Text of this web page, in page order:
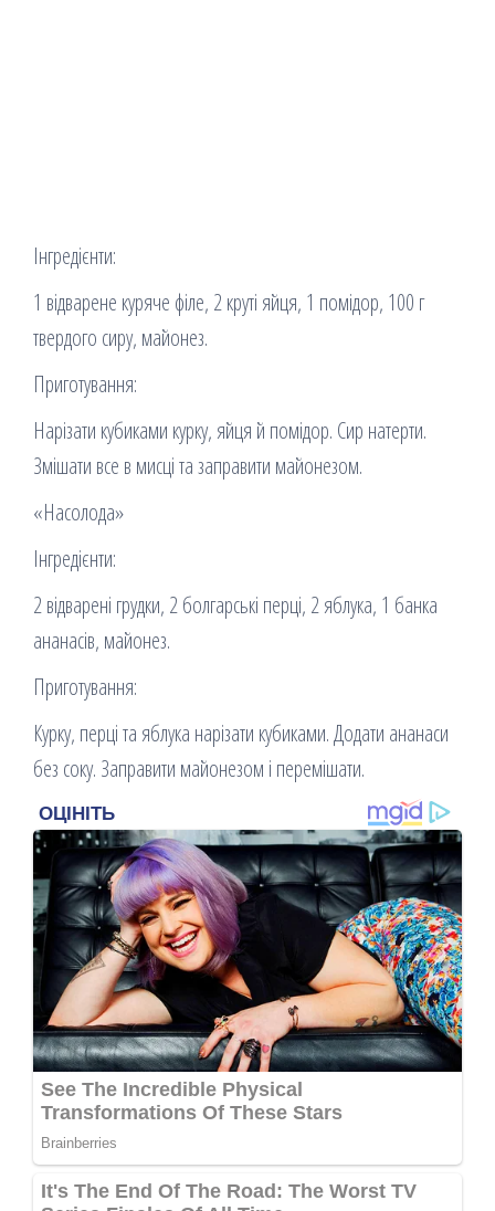
Інгредієнти:
1 відварене куряче філе, 2 круті яйця, 1 помідор, 100 г
твердого сиру, майонез.
Приготування:
Нарізати кубиками курку, яйця й помідор. Сир натерти.
Змішати все в мисці та заправити майонезом.
«Насолода»
Інгредієнти:
2 відварені грудки, 2 болгарські перці, 2 яблука, 1 банка
ананасів, майонез.
Приготування:
Курку, перці та яблука нарізати кубиками. Додати ананаси
без соку. Заправити майонезом і перемішати.